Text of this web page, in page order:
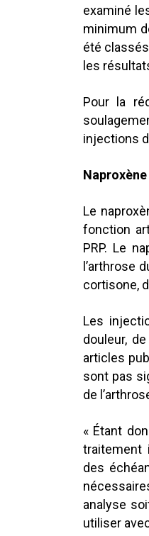
examiné
minimum
été
les
Pour la
injections
Naproxène
Le
fonction
PRP. Le
l’arthrose
cortisone,
Les
douleur,
articles
sont pas
de
« Étant
traitement
des
analyse
utiliser